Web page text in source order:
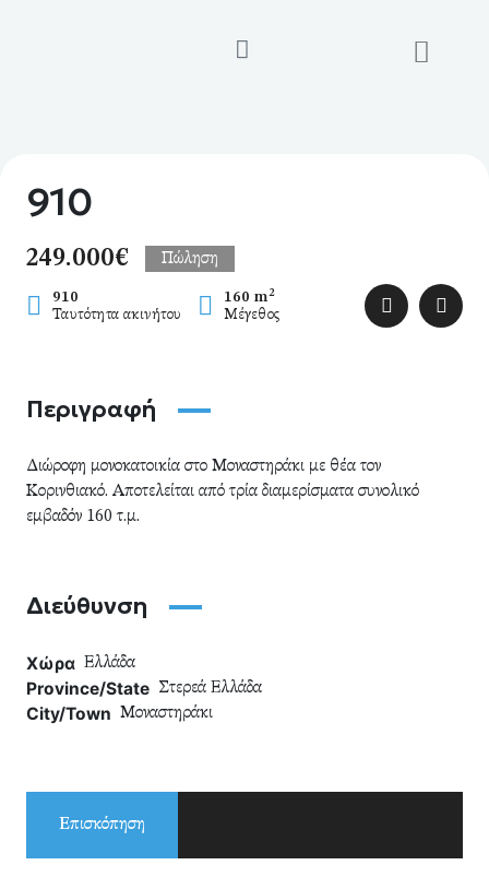
910
249.000€ Πώληση
910
Ταυτότητα ακινήτου
160 m2
Μέγεθος
Περιγραφή
Διώροφη μονοκατοικία στο Μοναστηράκι με θέα τον
Κορινθιακό. Αποτελείται από τρία διαμερίσματα συνολικό
εμβαδόν 160 τ.μ.
Διεύθυνση
Χώρα Ελλάδα
Province/State Στερεά Ελλάδα
City/Town Μοναστηράκι
Επισκόπηση